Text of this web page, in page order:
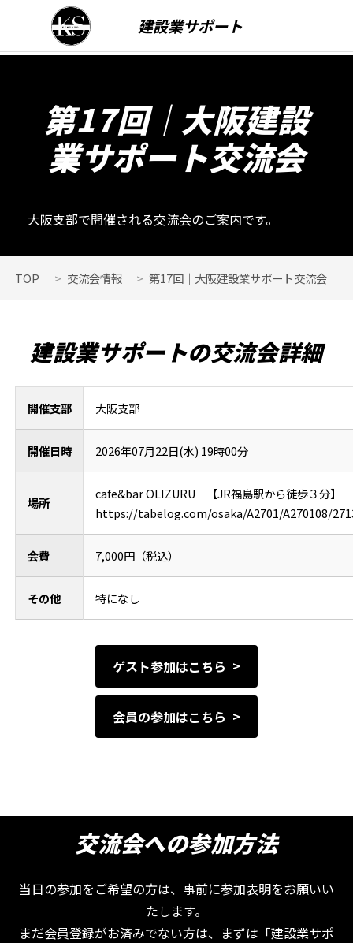
建設業サポート
第17回｜大阪建設
業サポート交流会
大阪支部で開催される交流会のご案内です。
TOP 交流会情報 第17回｜大阪建設業サポート交流会
建設業サポートの交流会詳細
開催支部 大阪支部
開催日時 2026年07月22日(水) 19時00分
場所
cafe&bar OLIZURU 【JR福島駅から徒歩３分】
https://tabelog.com/osaka/A2701/A270108/
会費 7,000円（税込）
その他 特になし
ゲスト参加はこちら
会員の参加はこちら
交流会への参加方法
当日の参加をご希望の方は、事前に参加表明をお願いい
たします。
まだ会員登録がお済みでない方は、まずは「建設業サポ